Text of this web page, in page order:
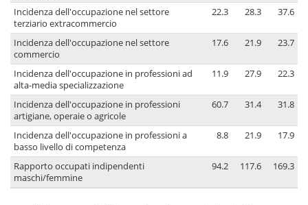
Incidenza dell'occupazione nel settore
terziario extracommercio
22.3 28.3 37.6
Incidenza dell'occupazione nel settore
commercio
17.6 21.9 23.7
Incidenza dell'occupazione in professioni ad
alta-media specializzazione
11.9 27.9 22.3
Incidenza dell'occupazione in professioni
artigiane, operaie o agricole
60.7 31.4 31.8
Incidenza dell'occupazione in professioni a
basso livello di competenza
8.8 21.9 17.9
Rapporto occupati indipendenti
maschi/femmine
94.2 117.6 169.3